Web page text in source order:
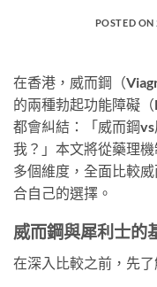
POSTED ON
在香港，威而鋼（
的兩種勃起功能障礙
都會糾結：「威而鋼
我？」本文將從藥理
多個維度，全面比較
合自己的選擇。
威而鋼與犀利士的
在深入比較之前，先